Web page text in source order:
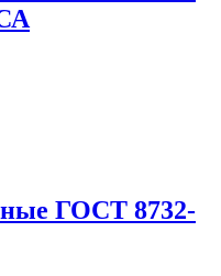
ГОСТ 8732-